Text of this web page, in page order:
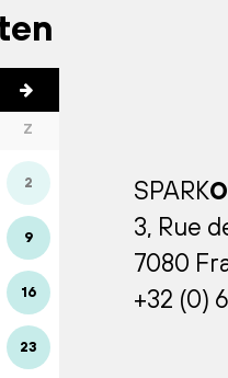
Z
2
9
16
23
SPARK
3, Rue
7080
+32 (0)